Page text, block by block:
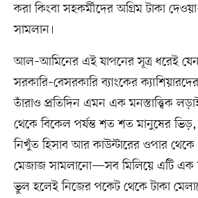
করা কিংবা সহকর্মীদের অগ্রিম টাকা
সামলান।
আল–আমিনের এই যাপনের সূত্র ধরেই
সরকারি–বেসরকারি ব্যাংকের
তাঁরাও প্রতিদিন এমন এক মনস্তাত্ত্বিক
থেকে বিকেল পর্যন্ত শত শত মানুষের
নিখুঁত হিসাব আর কাউন্টারের ওপার
মেজাজ সামলানো—সব মিলিয়ে এটি এক
ভুল হলেই নিজের পকেট থেকে টাকা